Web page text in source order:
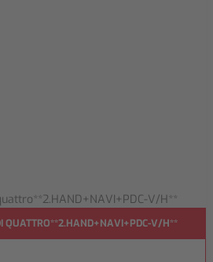
QUATTRO**2.HAND+NAVI+PDC-V/H**